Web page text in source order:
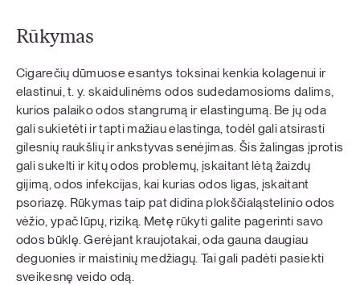
Rūkymas
Cigarečių dūmuose esantys toksinai kenkia kolagenui ir
elastinui, t. y. skaidulinėms odos sudedamosioms dalims,
kurios palaiko odos stangrumą ir elastingumą. Be jų oda
gali sukietėti ir tapti mažiau elastinga, todėl gali atsirasti
gilesnių raukšlių ir ankstyvas senėjimas. Šis žalingas įprotis
gali sukelti ir kitų odos problemų, įskaitant lėtą žaizdų
gijimą, odos infekcijas, kai kurias odos ligas, įskaitant
psoriazę. Rūkymas taip pat didina plokščialąstelinio odos
vėžio, ypač lūpų, riziką. Metę rūkyti galite pagerinti savo
odos būklę. Gerėjant kraujotakai, oda gauna daugiau
deguonies ir maistinių medžiagų. Tai gali padėti pasiekti
sveikesnę veido odą.